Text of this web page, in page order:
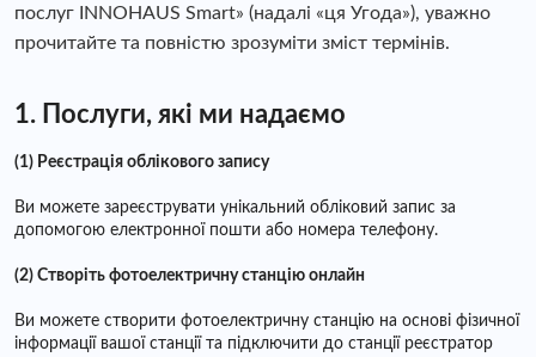
послуг INNOHAUS Smart» (надалі «ця Угода»), уважно
прочитайте та повністю зрозуміти зміст термінів.
1. Послуги, які ми надаємо
(1) Реєстрація облікового запису
Ви можете зареєструвати унікальний обліковий запис за
допомогою електронної пошти або номера телефону.
(2) Створіть фотоелектричну станцію онлайн
Ви можете створити фотоелектричну станцію на основі фізичної
інформації вашої станції та підключити до станції реєстратор